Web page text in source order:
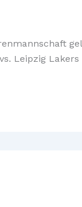
Leipzig Lakers